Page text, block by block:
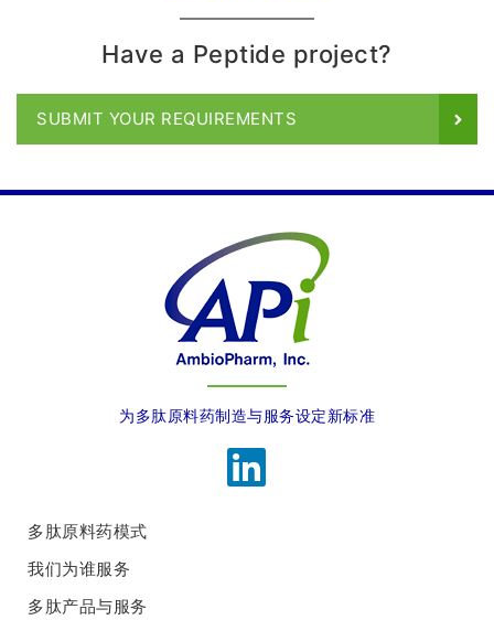
Have a Peptide project?
SUBMIT YOUR REQUIREMENTS
为多肽原料药制造与服务设定新标准
多肽原料药模式
我们为谁服务
多肽产品与服务